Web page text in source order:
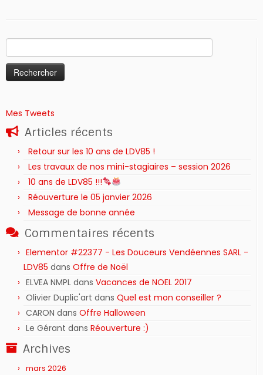
Mes Tweets
Articles récents
Retour sur les 10 ans de LDV85 !
Les travaux de nos mini-stagiaires – session 2026 ‍‍‍‍‍
10 ans de LDV85 !!!
Réouverture le 05 janvier 2026
Message de bonne année
Commentaires récents
Elementor #22377 - Les Douceurs Vendéennes SARL -
LDV85 dans Offre de Noël
ELVEA NMPL dans Vacances de NOEL 2017
Olivier Duplic'art dans Quel est mon conseiller ?
CARON dans Offre Halloween
Le Gérant dans Réouverture :)
Archives
mars 2026